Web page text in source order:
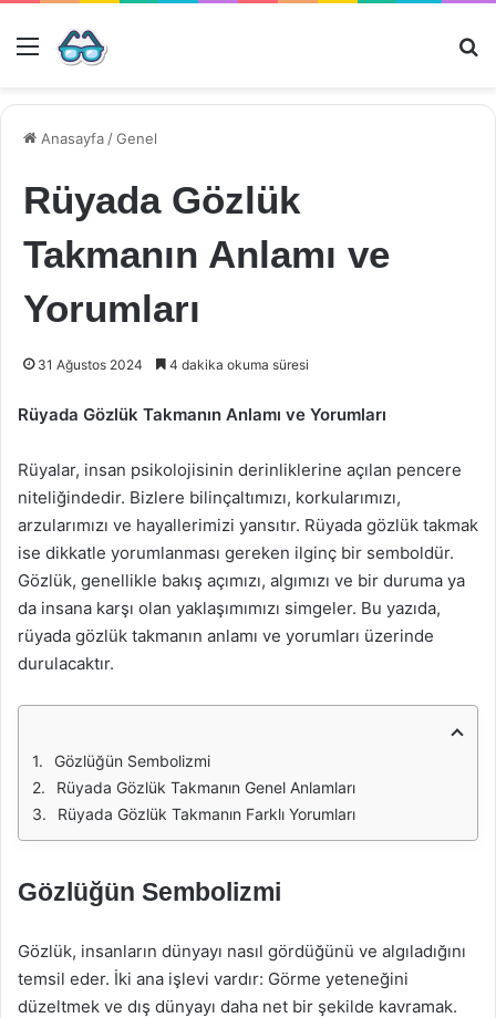
Menü
Anasayfa /Genel
Rüyada Gözlük
Takmanın Anlamı ve
Yorumları
31 Ağustos 2024 4 dakika okuma süresi
Rüyada Gözlük Takmanın Anlamı ve Yorumları
Rüyalar, insan psikolojisinin derinliklerine açılan pencere
niteliğindedir. Bizlere bilinçaltımızı, korkularımızı,
arzularımızı ve hayallerimizi yansıtır. Rüyada gözlük takmak
ise dikkatle yorumlanması gereken ilginç bir semboldür.
Gözlük, genellikle bakış açımızı, algımızı ve bir duruma ya
da insana karşı olan yaklaşımımızı simgeler. Bu yazıda,
rüyada gözlük takmanın anlamı ve yorumları üzerinde
durulacaktır.
Gözlüğün Sembolizmi
Rüyada Gözlük Takmanın Genel Anlamları
Rüyada Gözlük Takmanın Farklı Yorumları
Gözlüğün Sembolizmi
Gözlük, insanların dünyayı nasıl gördüğünü ve algıladığını
temsil eder. İki ana işlevi vardır: Görme yeteneğini
düzeltmek ve dış dünyayı daha net bir şekilde kavramak.